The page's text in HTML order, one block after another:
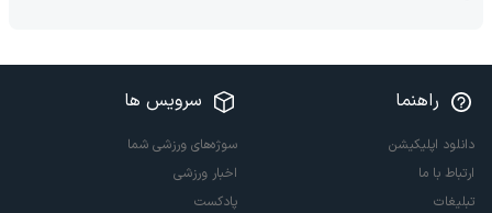
راهنما
دانلود اپلیکیشن
ارتباط با ما
تبلیغات
سرویس ها
سوژه‌های ورزشی شما
اخبار ورزشی
پادکست